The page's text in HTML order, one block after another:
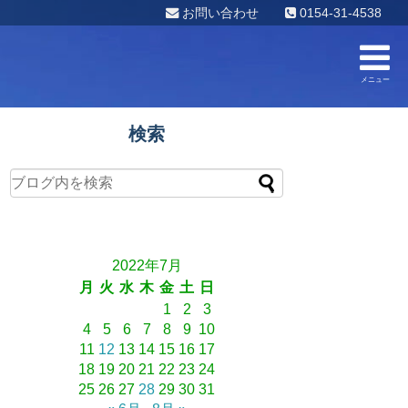
お問い合わせ 0154-31-4538
メニュー
検索
2022年7月
月
火 水 木 金 土
日
1
2
3
4
5 6 7 8 9 10
11 12 13 14 15 16 17
18 19 20 21 22 23 24
25 26 27 28 29 30 31